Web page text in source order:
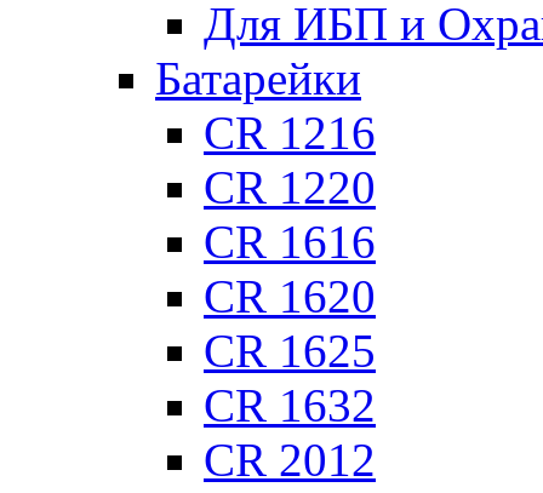
Для ИБП и
Батарейки
CR 1216
CR 1220
CR 1616
CR 1620
CR 1625
CR 1632
CR 2012